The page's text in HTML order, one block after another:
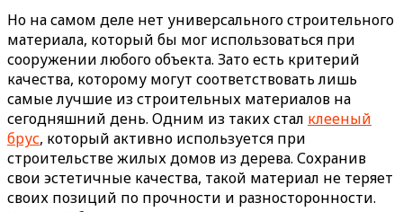
Но на самом деле нет универсального строительного
материала, который бы мог использоваться при
сооружении любого объекта. Зато есть критерий
качества, которому могут соответствовать лишь
самые лучшие из строительных материалов на
сегодняшний день. Одним из таких стал клееный
брус, который активно используется при
строительстве жилых домов из дерева. Сохранив
свои эстетичные качества, такой материал не теряет
своих позиций по прочности и разносторонности.